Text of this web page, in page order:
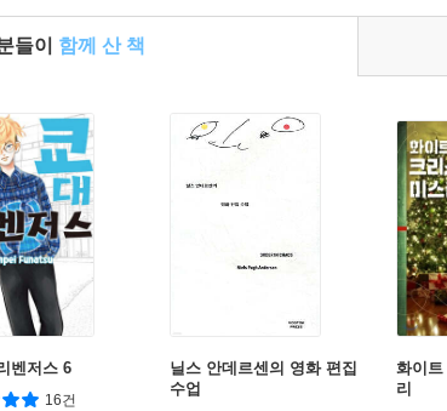
들이 함께 산 책
벤저스 6
16건
닐스 안데르센의 영화 편집
수업
화이트
리